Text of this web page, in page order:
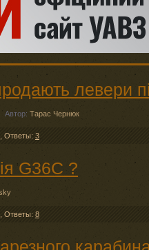
левери
Автор: Тарас Чернюк
Ответы: 3
G36C ?
Ответы: 8